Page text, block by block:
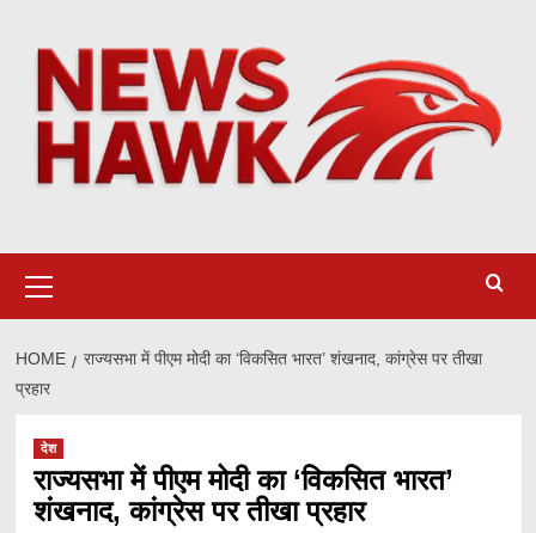
content
Menu
HOME
राज्यसभा में पीएम मोदी का ‘विकसित भारत’ शंखनाद, कांग्रेस पर तीखा
प्रहार
देश
राज्यसभा में पीएम मोदी का ‘विकसित भारत’
शंखनाद, कांग्रेस पर तीखा प्रहार